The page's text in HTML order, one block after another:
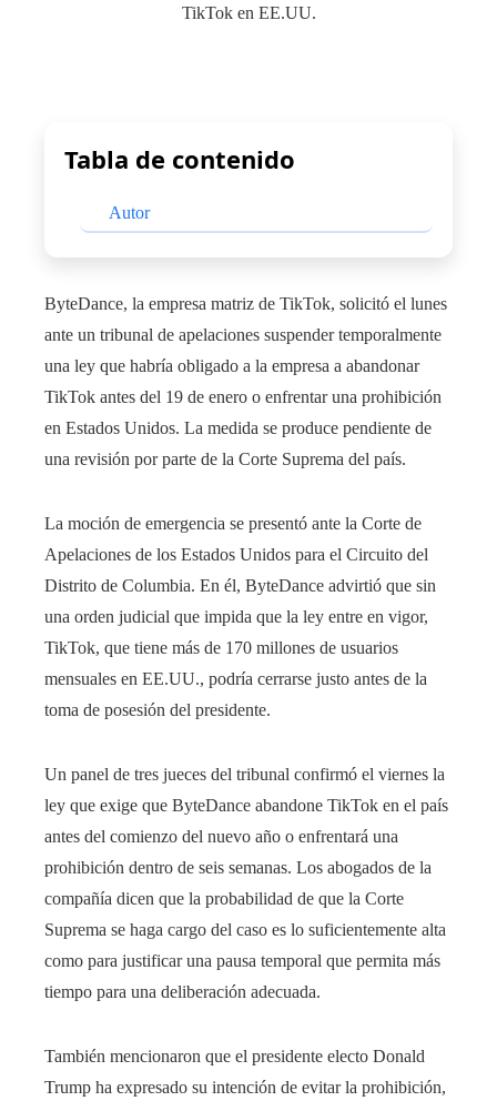
Tabla de contenido
Autor
ByteDance, la empresa matriz de TikTok, solicitó el lunes
ante un tribunal de apelaciones suspender temporalmente
una ley que habría obligado a la empresa a abandonar
TikTok antes del 19 de enero o enfrentar una prohibición
en Estados Unidos. La medida se produce pendiente de
una revisión por parte de la Corte Suprema del país.
La moción de emergencia se presentó ante la Corte de
Apelaciones de los Estados Unidos para el Circuito del
Distrito de Columbia. En él, ByteDance advirtió que sin
una orden judicial que impida que la ley entre en vigor,
TikTok, que tiene más de 170 millones de usuarios
mensuales en EE.UU., podría cerrarse justo antes de la
toma de posesión del presidente.
Un panel de tres jueces del tribunal confirmó el viernes la
ley que exige que ByteDance abandone TikTok en el país
antes del comienzo del nuevo año o enfrentará una
prohibición dentro de seis semanas. Los abogados de la
compañía dicen que la probabilidad de que la Corte
Suprema se haga cargo del caso es lo suficientemente alta
como para justificar una pausa temporal que permita más
tiempo para una deliberación adecuada.
También mencionaron que el presidente electo Donald
Trump ha expresado su intención de evitar la prohibición,